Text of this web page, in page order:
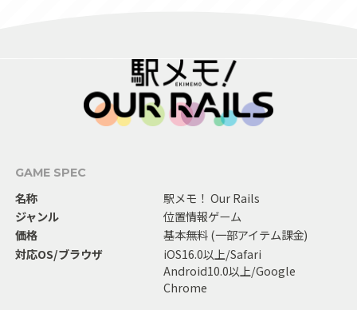
GAME SPEC
名称
駅メモ！ Our Rails
ジャンル
位置情報ゲーム
価格
基本無料 (一部アイテム課金)
対応OS/ブラウザ
iOS16.0以上/Safari
Android10.0以上/Google
Chrome